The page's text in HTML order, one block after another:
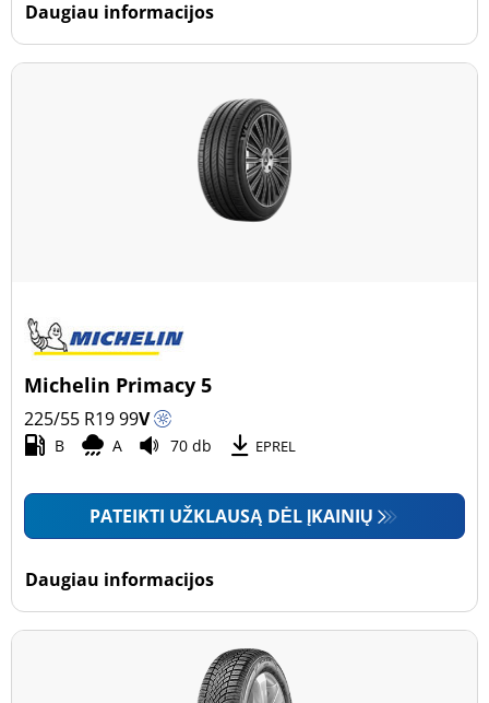
Daugiau informacijos
Michelin Primacy 5
225/55 R1999V
B A 70 db EPREL
PATEIKTI UŽKLAUSĄ DĖL ĮKAINIŲ
Daugiau informacijos